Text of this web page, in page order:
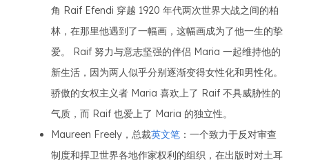
角 Raif Efendi 穿越 1920 年代两次世界大战之间的柏
林，在那里他遇到了一幅画，这幅画成为了他一生的挚
爱。 Raif 努力与意志坚强的伴侣 Maria 一起维持他的
新生活，因为两人似乎分别逐渐变得女性化和男性化。
骄傲的女权主义者 Maria 喜欢上了 Raif 不具威胁性的
气质，而 Raif 也爱上了 Maria 的独立性。
Maureen Freely，总裁英文笔 ：一个致力于反对审查
制度和捍卫世界各地作家权利的组织，在出版时对土耳